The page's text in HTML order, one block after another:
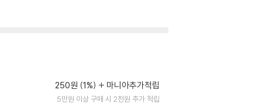
250원 (1%) 마니아추가적립
5만원 이상 구매 시 2천원 추가 적립